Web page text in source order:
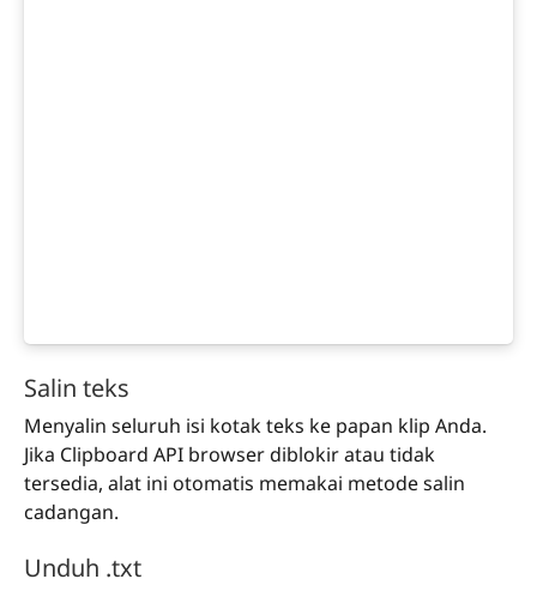
Salin teks
Menyalin seluruh isi kotak teks ke papan klip Anda.
Jika Clipboard API browser diblokir atau tidak
tersedia, alat ini otomatis memakai metode salin
cadangan.
Unduh .txt